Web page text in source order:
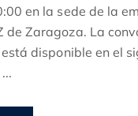
en la sede de la
de Zaragoza. La
disponible en el